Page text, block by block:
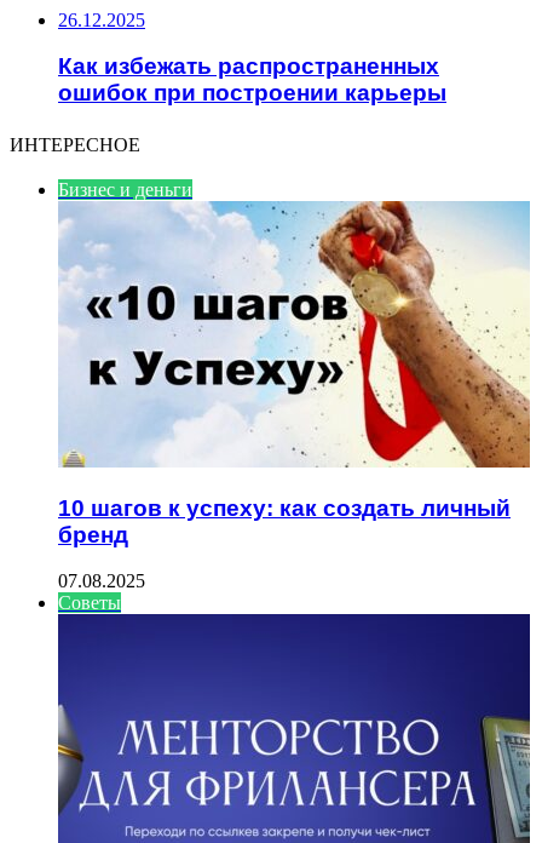
26.12.2025
Как избежать распространенных
ошибок при построении карьеры
ИНТЕРЕСНОЕ
Бизнес и деньги
10 шагов к успеху: как создать личный
бренд
07.08.2025
Советы